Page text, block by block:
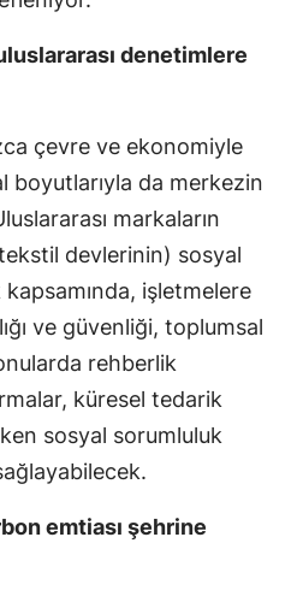
denetimlere
çevre ve ekonomiyle
boyutlarıyla da merkezin
markaların
devlerinin) sosyal
kapsamında, işletmelere
ve güvenliği, toplumsal
rehberlik
küresel tedarik
sosyal sorumluluk
emtiası şehrine